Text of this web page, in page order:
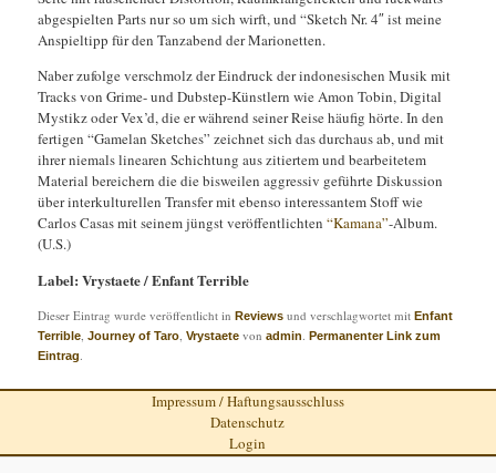
abgespielten Parts nur so um sich wirft, und “Sketch Nr. 4″ ist meine
Anspieltipp für den Tanzabend der Marionetten.
Naber zufolge verschmolz der Eindruck der indonesischen Musik mit
Tracks von Grime- und Dubstep-Künstlern wie Amon Tobin, Digital
Mystikz oder Vex’d, die er während seiner Reise häufig hörte. In den
fertigen “Gamelan Sketches” zeichnet sich das durchaus ab, und mit
ihrer niemals linearen Schichtung aus zitiertem und bearbeitetem
Material bereichern die die bisweilen aggressiv geführte Diskussion
über interkulturellen Transfer mit ebenso interessantem Stoff wie
Carlos Casas mit seinem jüngst veröffentlichten“Kamana”-Album.
(U.S.)
Label: Vrystaete / Enfant Terrible
Dieser Eintrag wurde veröffentlicht inReviews und verschlagwortet mitEnfant
Terrible,Journey of Taro,Vrystaete vonadmin.Permanenter Link zum
Eintrag.
Impressum / Haftungsausschluss
Datenschutz
Login